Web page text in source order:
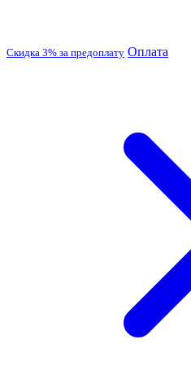
Скидка 3% за предоплату Оплата